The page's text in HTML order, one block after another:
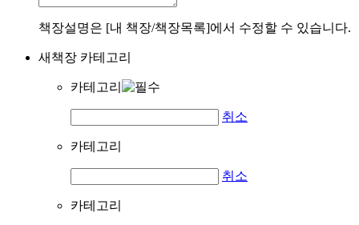
책장설명은 [내 책장/책장목록]에서 수정할 수 있습니다.
새책장 카테고리
카테고리
취소
카테고리
취소
카테고리